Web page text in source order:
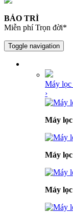
BẢO TRÌ
Miễn phí Trọn đời*
Toggle navigation
Máy
›
Máy
Máy
Máy